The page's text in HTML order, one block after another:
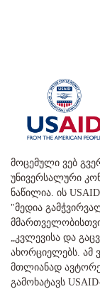
მოცემული ვებ
უნივერსალური
ნაწილია. ის
"მედია
„კვლევისა და
ახორციელებს. ამ
მთლიანად
გამოხატავს